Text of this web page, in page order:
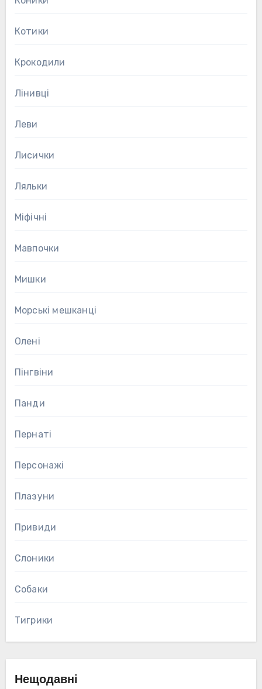
Котики
Крокодили
Лінивці
Леви
Лисички
Ляльки
Міфічні
Мавпочки
Мишки
Морські мешканці
Олені
Пінгвіни
Панди
Пернаті
Персонажі
Плазуни
Привиди
Слоники
Собаки
Тигрики
Нещодавні